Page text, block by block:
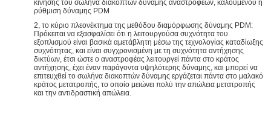
κίνησης του σωλήνα διακοπτών δύναμης αναστροφέων, καλούμενου η
ρύθμιση δύναμης PDM
2, το κύριο πλεονέκτημα της μεθόδου διαμόρφωσης δύναμης PDM:
Πρόκειται να εξασφαλίσει ότι η λειτουργούσα συχνότητα του
εξοπλισμού είναι βασικά αμετάβλητη μέσω της τεχνολογίας καταδίωξης
συχνότητας, και είναι συγχρονισμένη με τη συχνότητα αντήχησης
δικτύων, έτσι ώστε ο αναστροφέας λειτουργεί πάντα στο κράτος
αντήχησης, έχει έναν παράγοντα υψηλότερης δύναμης, και μπορεί να
επιτευχθεί το σωλήνα διακοπτών δύναμης εργάζεται πάντα στο μαλακό
κράτος μετατροπής, το οποίο μειώνει πολύ την απώλεια μετατροπής
και την αντιδραστική απώλεια.